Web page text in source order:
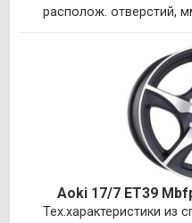
располож. отверстий,
Aoki 17/7 ET39
Тех.характеристики из